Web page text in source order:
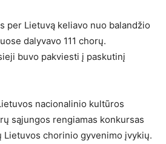
per Lietuvą keliavo nuo balandžio
dalyvavo 111 chorų.
buvo pakviesti į paskutinį
nacionalinio kultūros
sąjungos rengiamas konkursas
Lietuvos chorinio gyvenimo įvykių.